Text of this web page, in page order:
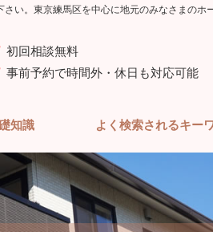
い。東京練馬区を中心に地元のみなさまのホ
初回相談無料
事前予約で時間外・休日も対応可能
知識 よく検索されるキー